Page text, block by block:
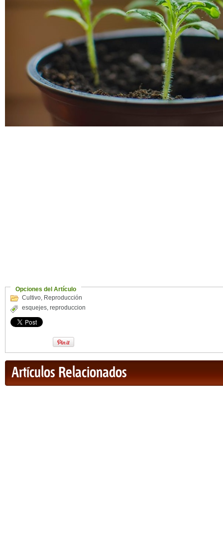
Opciones del Artículo
Cultivo, Reproducción
esquejes, reproduccion
Artículos Relacionados